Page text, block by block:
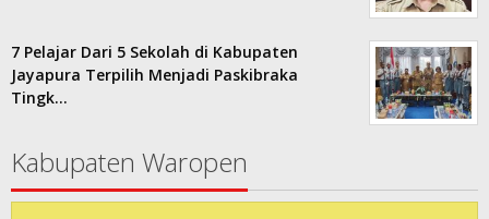
7 Pelajar Dari 5 Sekolah di Kabupaten
Jayapura Terpilih Menjadi Paskibraka
Tingk…
Kabupaten Waropen